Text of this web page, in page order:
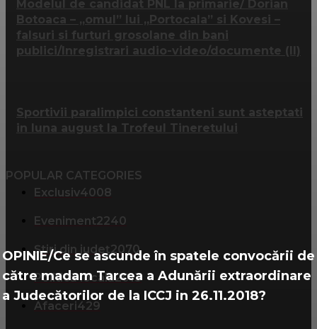
OPINIE/Ce se ascunde în spatele convocării de
către madam Tarcea a Adunării extraordinare
a Judecătorilor de la ICCJ in 26.11.2018?
Modelul de candidat PNL la primarie/ Dorian
Botoaca – „omul” lui „Portocala” si Kovesi –
falsuri si furturi grosolane din bani
publici/Inregistrari audio-video/documente (II)
Sportivii paralimpici constanteni sunt asteptati
in luna august la Trofeul Tineretului
POPULAR CATEGORIES
Exclusiv4008
Eveniment2240
Știri din județ2070
Politică locală2013
Afaceri429